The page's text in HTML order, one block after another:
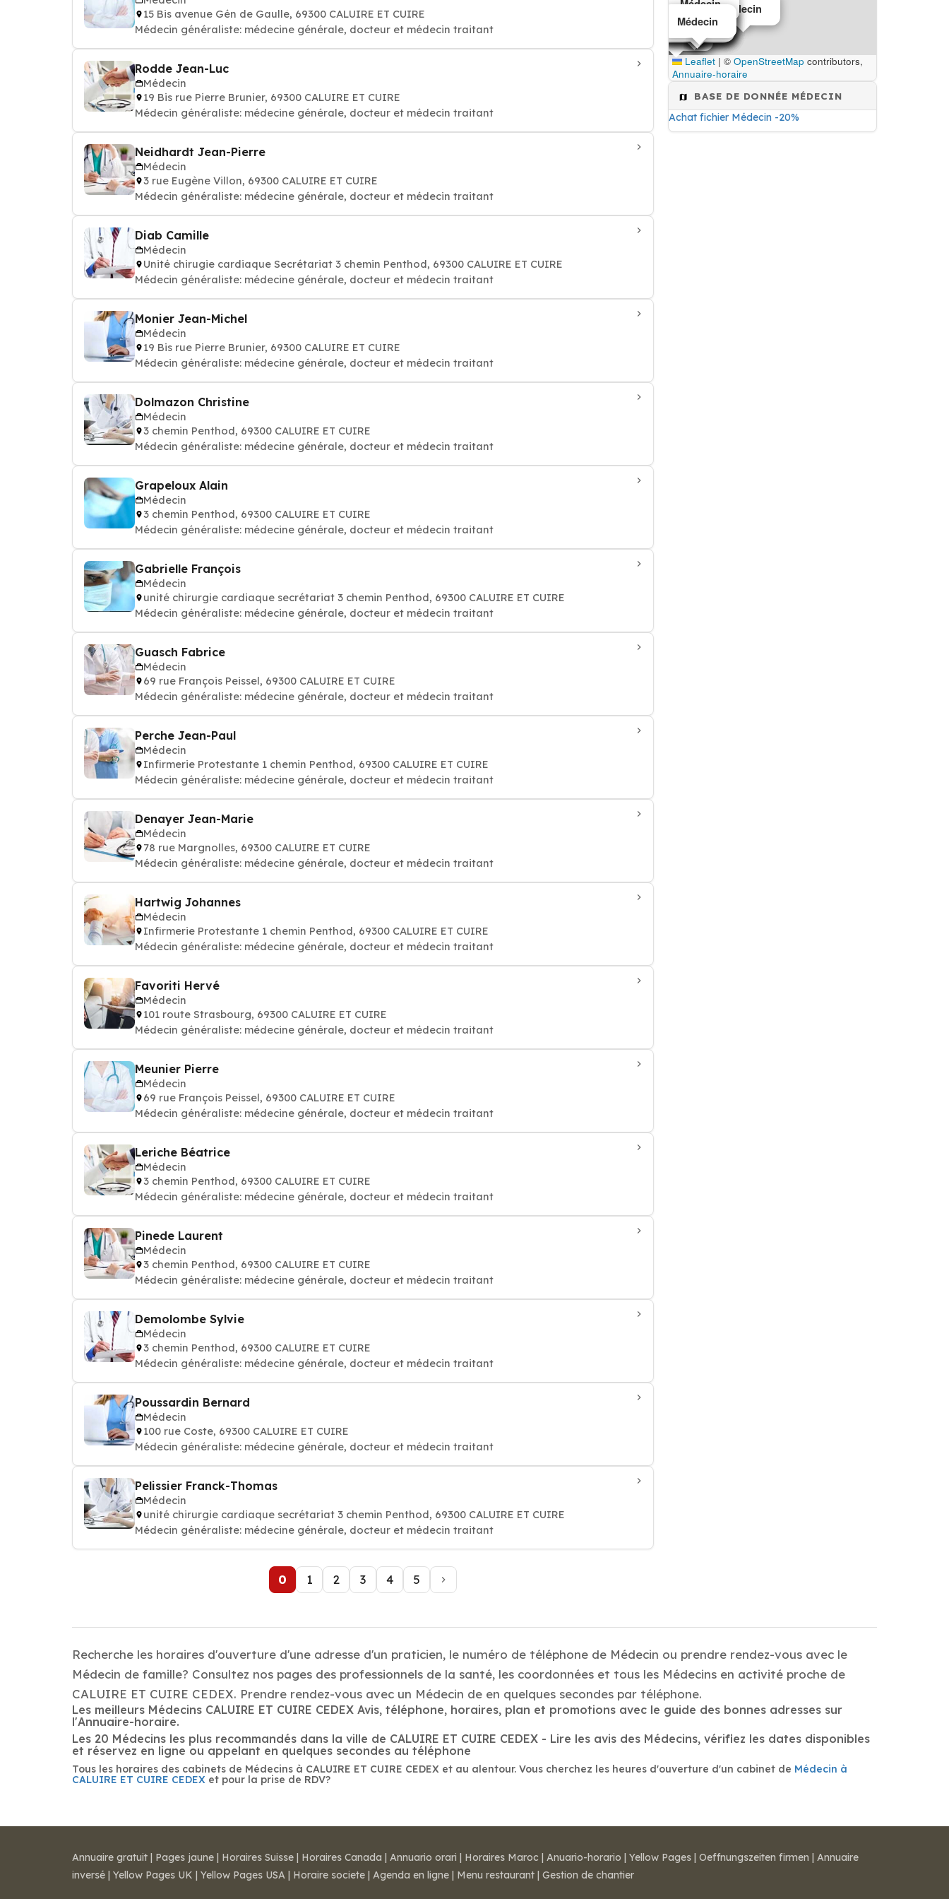
15 Bis avenue Gén de Gaulle, 69300 CALUIRE ET CUIRE
Médecin généraliste: médecine générale, docteur et médecin traitant
Rodde Jean-Luc
Médecin
19 Bis rue Pierre Brunier, 69300 CALUIRE ET CUIRE
Médecin généraliste: médecine générale, docteur et médecin traitant
Neidhardt Jean-Pierre
Médecin
3 rue Eugène Villon, 69300 CALUIRE ET CUIRE
Médecin généraliste: médecine générale, docteur et médecin traitant
Diab Camille
Médecin
Unité chirugie cardiaque Secrétariat 3 chemin Penthod, 69300 CALUIRE ET CUIRE
Médecin généraliste: médecine générale, docteur et médecin traitant
Monier Jean-Michel
Médecin
19 Bis rue Pierre Brunier, 69300 CALUIRE ET CUIRE
Médecin généraliste: médecine générale, docteur et médecin traitant
Dolmazon Christine
Médecin
3 chemin Penthod, 69300 CALUIRE ET CUIRE
Médecin généraliste: médecine générale, docteur et médecin traitant
Grapeloux Alain
Médecin
3 chemin Penthod, 69300 CALUIRE ET CUIRE
Médecin généraliste: médecine générale, docteur et médecin traitant
Gabrielle François
Médecin
unité chirurgie cardiaque secrétariat 3 chemin Penthod, 69300 CALUIRE ET CUIRE
Médecin généraliste: médecine générale, docteur et médecin traitant
Guasch Fabrice
Médecin
69 rue François Peissel, 69300 CALUIRE ET CUIRE
Médecin généraliste: médecine générale, docteur et médecin traitant
Perche Jean-Paul
Médecin
Infirmerie Protestante 1 chemin Penthod, 69300 CALUIRE ET CUIRE
Médecin généraliste: médecine générale, docteur et médecin traitant
Denayer Jean-Marie
Médecin
78 rue Margnolles, 69300 CALUIRE ET CUIRE
Médecin généraliste: médecine générale, docteur et médecin traitant
Hartwig Johannes
Médecin
Infirmerie Protestante 1 chemin Penthod, 69300 CALUIRE ET CUIRE
Médecin généraliste: médecine générale, docteur et médecin traitant
Favoriti Hervé
Médecin
101 route Strasbourg, 69300 CALUIRE ET CUIRE
Médecin généraliste: médecine générale, docteur et médecin traitant
Meunier Pierre
Médecin
69 rue François Peissel, 69300 CALUIRE ET CUIRE
Médecin généraliste: médecine générale, docteur et médecin traitant
Leriche Béatrice
Médecin
3 chemin Penthod, 69300 CALUIRE ET CUIRE
Médecin généraliste: médecine générale, docteur et médecin traitant
Pinede Laurent
Médecin
3 chemin Penthod, 69300 CALUIRE ET CUIRE
Médecin généraliste: médecine générale, docteur et médecin traitant
Demolombe Sylvie
Médecin
3 chemin Penthod, 69300 CALUIRE ET CUIRE
Médecin généraliste: médecine générale, docteur et médecin traitant
Poussardin Bernard
Médecin
100 rue Coste, 69300 CALUIRE ET CUIRE
Médecin généraliste: médecine générale, docteur et médecin traitant
Pelissier Franck-Thomas
Médecin
unité chirurgie cardiaque secrétariat 3 chemin Penthod, 69300 CALUIRE ET CUIRE
Médecin généraliste: médecine générale, docteur et médecin traitant
0 1 2 3 4 5
Médecin
Médecin
Médecin
Médecin
Médecin
Médecin
Médecin
Médecin
Médecin
Médecin
Médecin
Médecin
Médecin
Médecin
Leaflet | © OpenStreetMap contributors,
Annuaire-horaire
BASE DE DONNÉE MÉDECIN
Achat fichier Médecin -20%
Recherche les horaires d'ouverture d'une adresse d'un praticien, le numéro de téléphone de Médecin ou prendre rendez-vous avec le
Médecin de famille? Consultez nos pages des professionnels de la santé, les coordonnées et tous les Médecins en activité proche de
CALUIRE ET CUIRE CEDEX. Prendre rendez-vous avec un Médecin de en quelques secondes par téléphone.
Les meilleurs Médecins CALUIRE ET CUIRE CEDEX Avis, téléphone, horaires, plan et promotions avec le guide des bonnes adresses sur
l'Annuaire-horaire.
Les 20 Médecins les plus recommandés dans la ville de CALUIRE ET CUIRE CEDEX - Lire les avis des Médecins, vérifiez les dates disponibles
et réservez en ligne ou appelant en quelques secondes au téléphone
Tous les horaires des cabinets de Médecins à CALUIRE ET CUIRE CEDEX et au alentour. Vous cherchez les heures d'ouverture d'un cabinet de Médecin à
CALUIRE ET CUIRE CEDEX et pour la prise de RDV?
Annuaire gratuit | Pages jaune | Horaires Suisse | Horaires Canada | Annuario orari | Horaires Maroc | Anuario-horario | Yellow Pages | Oeffnungszeiten firmen | Annuaire
inversé | Yellow Pages UK | Yellow Pages USA | Horaire societe | Agenda en ligne | Menu restaurant | Gestion de chantier